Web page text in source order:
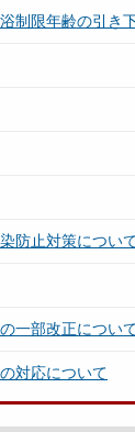
制限年齢の引き下
防止対策につい
一部改正につい
対応について